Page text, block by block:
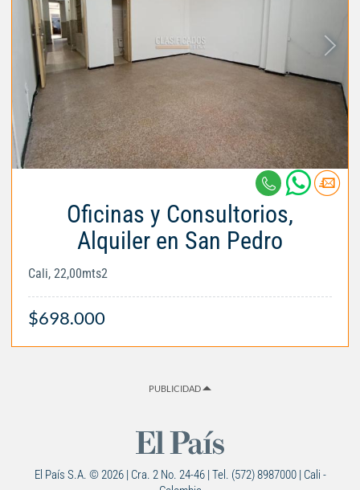
Oficinas y Consultorios,
Alquiler en San Pedro
Cali, 22,00mts2
$698.000
PUBLICIDAD
El País S.A. © 2026 | Cra. 2 No. 24-46 | Tel. (572) 8987000 | Cali -